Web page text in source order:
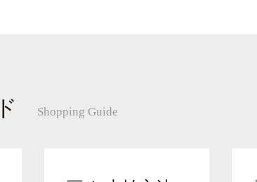
Shopping Guide